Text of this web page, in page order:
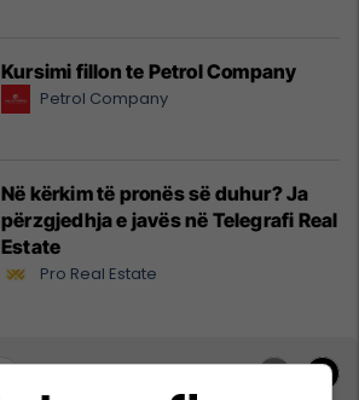
Kursimi fillon te Petrol Company
Petrol Company
Në kërkim të pronës së duhur? Ja
përzgjedhja e javës në Telegrafi Real
Estate
Pro Real Estate